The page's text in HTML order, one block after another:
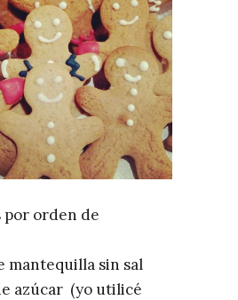
orden de
mantequilla sin sal
azúcar (yo utilicé